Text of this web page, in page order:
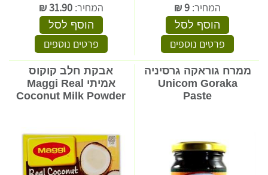
המחיר: 9
₪
הוסף לסל
פרטים נוספים
המחיר:31.90
₪
הוסף לסל
פרטים נוספים
ממרח גוראקה גרסיניה
Unicom Goraka
Paste
אבקת חלב קוקוס
אמיתי Maggi Real
Coconut Milk Powder